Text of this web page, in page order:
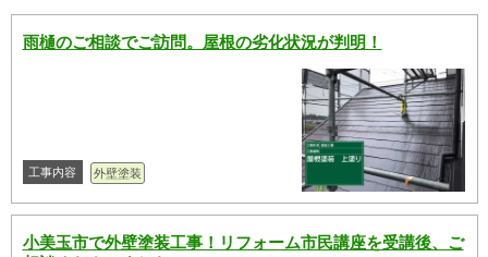
雨樋のご相談でご訪問。屋根の劣化状況が判明！
工事内容 外壁塗装
小美玉市で外壁塗装工事！リフォーム市民講座を受講後、ご